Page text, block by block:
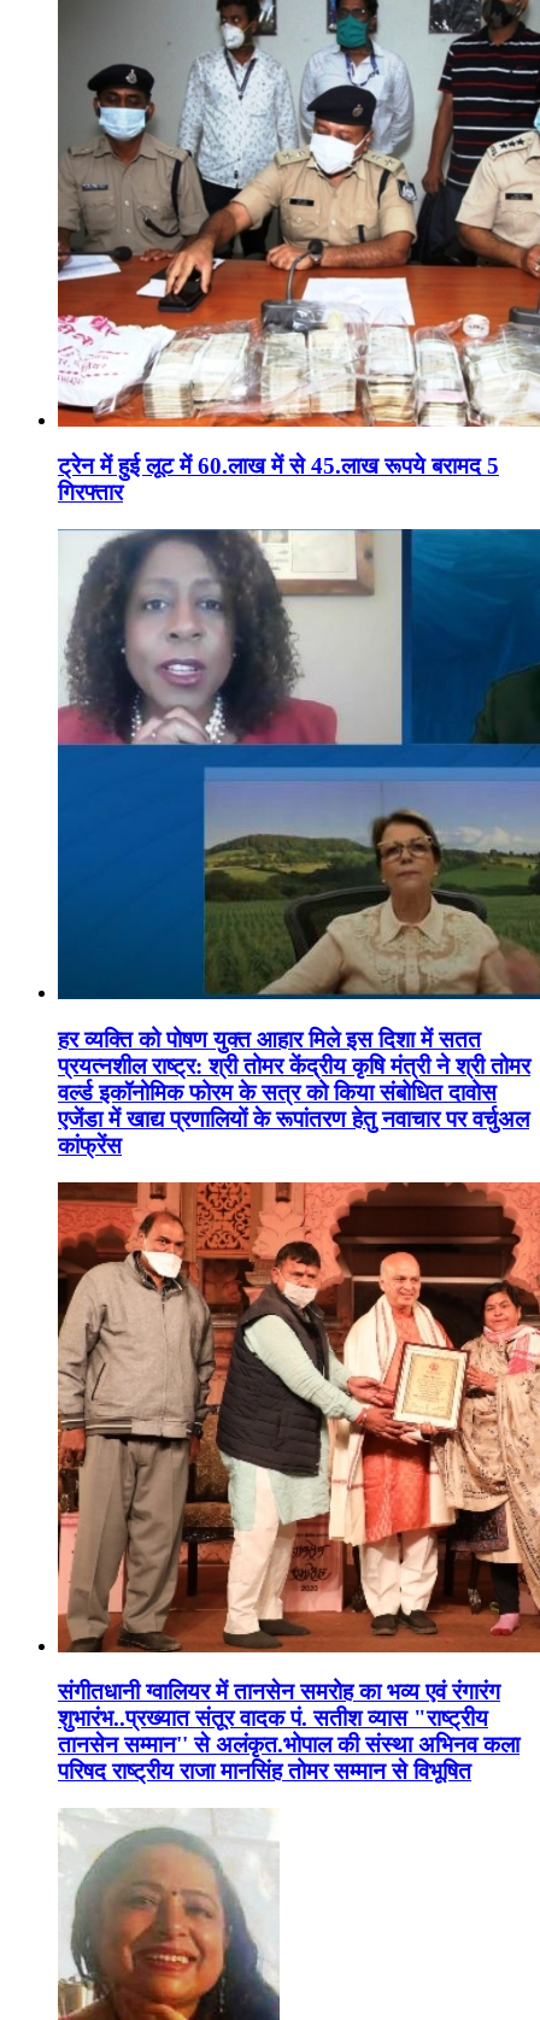
ट्रेन में हुई लूट में 60.लाख में से 45.लाख रूपये बरामद 5
गिरफ्तार
हर व्यक्ति को पोषण युक्त आहार मिले इस दिशा में सतत
प्रयत्नशील राष्ट्र: श्री तोमर केंद्रीय कृषि मंत्री ने श्री तोमर
वर्ल्ड इकॉनोमिक फोरम के सत्र को किया संबोधित दावोस
एजेंडा में खाद्य प्रणालियों के रूपांतरण हेतु नवाचार पर वर्चुअल
कांफ्रेंस
संगीतधानी ग्वालियर में तानसेन समरोह का भव्य एवं रंगारंग
शुभारंभ..प्रख्यात संतूर वादक पं. सतीश व्यास "राष्ट्रीय
तानसेन सम्मान'' से अलंकृत.भोपाल की संस्था अभिनव कला
परिषद राष्ट्रीय राजा मानसिंह तोमर सम्मान से विभूषित